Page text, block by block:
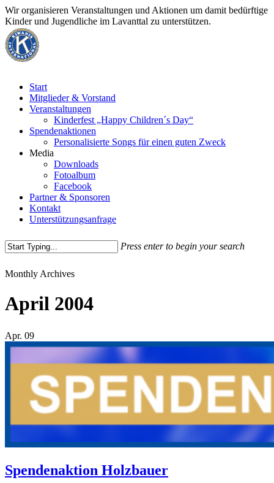
Skip
to
main
content
Wir organisieren Veranstaltungen und Aktionen um damit bedürftige
Kinder und Jugendliche im Lavanttal zu unterstützen.
Menu
Start
Mitglieder & Vorstand
Veranstaltungen
Kinderfest „Happy Children´s Day“
Spendenaktionen
Personalisierte Songs für einen guten Zweck
Media
Downloads
Fotoalbum
Facebook
Partner & Sponsoren
Kontakt
Unterstützungsanfrage
Press enter to begin your search
Close
Monthly Archives
April 2004
Apr. 09
Spendenaktion Holzbauer